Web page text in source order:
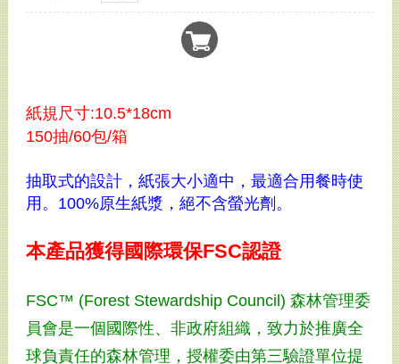
紙規尺寸:10.5*18cm
150抽/60包/箱
抽取式的設計，紙張大小適中，最適合用餐時使
用。100%原生紙漿，絕不含螢光劑。
本產品獲得國際環保FSC認證
FSC™ (Forest Stewardship Council) 森林管理委
員會是一個國際性、非政府組織，致力於推廣全
球負責任的森林管理，授權委由第三驗證單位提